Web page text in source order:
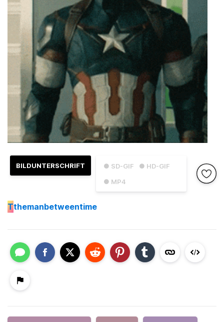
● SD-GIF
● HD-GIF
● MP4
BILDUNTERSCHRIFT
Tthemanbetweentime